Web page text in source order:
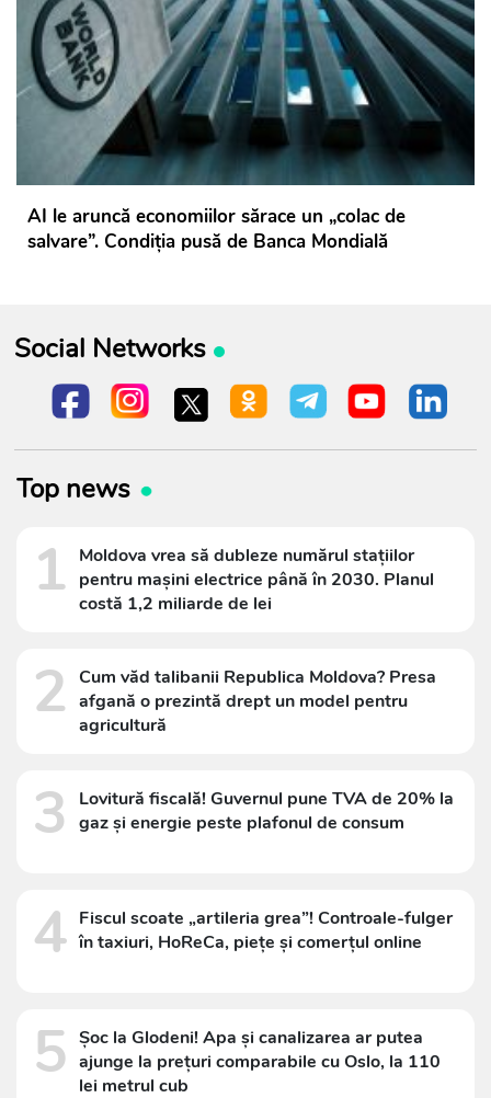
AI le aruncă economiilor sărace un „colac de
salvare”. Condiția pusă de Banca Mondială
Social Networks
Top news
1 Moldova vrea să dubleze numărul stațiilor
pentru mașini electrice până în 2030. Planul
costă 1,2 miliarde de lei
2 Cum văd talibanii Republica Moldova? Presa
afgană o prezintă drept un model pentru
agricultură
3
Lovitură fiscală! Guvernul pune TVA de 20% la
gaz și energie peste plafonul de consum
4 Fiscul scoate „artileria grea”! Controale-fulger
în taxiuri, HoReCa, piețe și comerțul online
5 Șoc la Glodeni! Apa și canalizarea ar putea
ajunge la prețuri comparabile cu Oslo, la 110
lei metrul cub